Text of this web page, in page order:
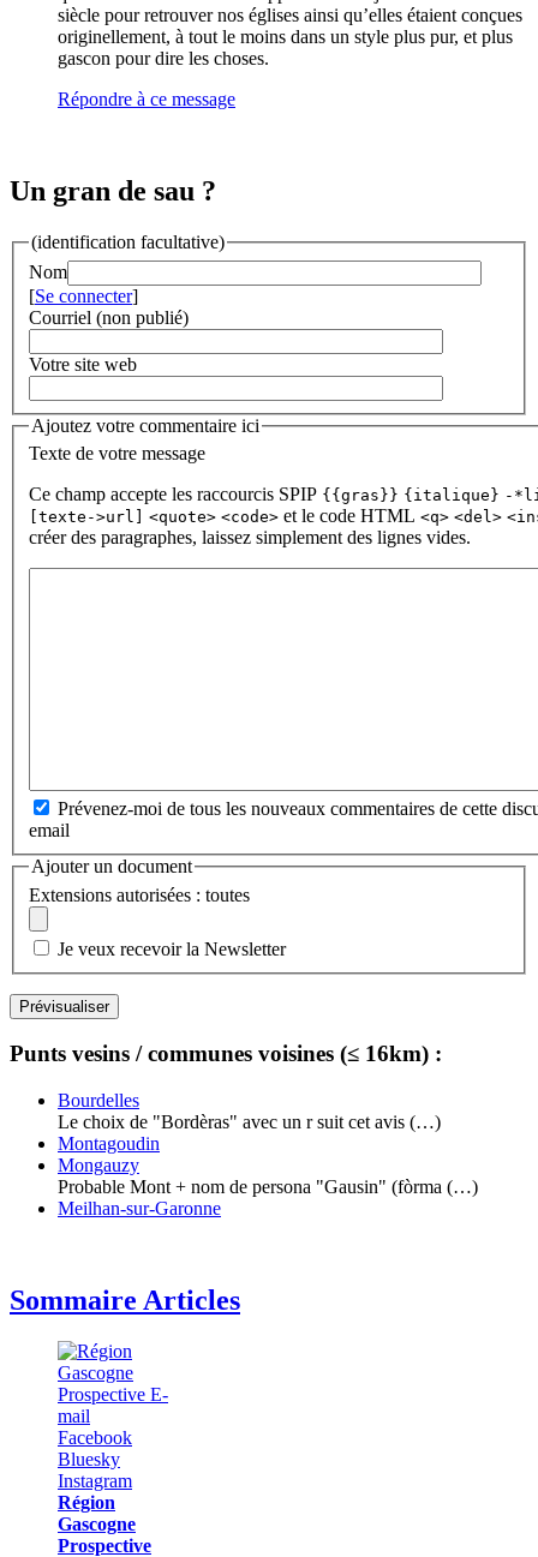
siècle pour retrouver nos églises ainsi qu’elles étaient conçues
originellement, à tout le moins dans un style plus pur, et plus
gascon pour dire les choses.
Répondre à ce message
Un gran de sau ?
(identification facultative)
Nom
[Se connecter]
Courriel (non publié)
Votre site web
Ajoutez votre commentaire ici
Texte de votre message
Ce champ accepte les raccourcis SPIP {{gras}} {italique} -
[texte->url]
<quote> <code> et le code HTML <q> <del>
créer des paragraphes, laissez simplement des lignes vides.
Prévenez-moi de tous les nouveaux commentaires de cette
email
Ajouter un document
Extensions autorisées : toutes
Je veux recevoir la Newsletter
Punts vesins / communes voisines (≤ 16km) :
Bourdelles
Le choix de "Bordèras" avec un r suit cet avis (…)
Montagoudin
Mongauzy
Probable Mont + nom de persona "Gausin" (fòrma (…)
Meilhan-sur-Garonne
Sommaire Articles
Région
Gascogne
Prospective